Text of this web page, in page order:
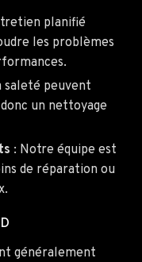
planifié
les problèmes
saleté peuvent
un nettoyage
: Notre équipe est
de réparation ou
généralement